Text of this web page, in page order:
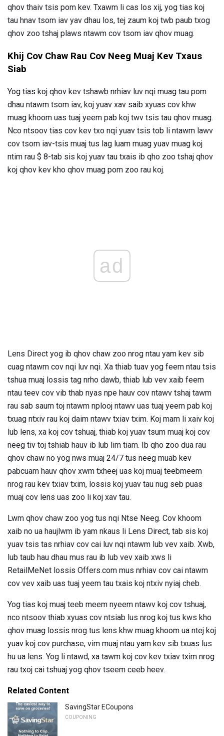
qhov thaiv tsis pom kev. Txawm li cas los xij, yog tias koj
tau hnav tsom iav yav dhau los, tej zaum koj twb paub txog
qhov zoo tshaj plaws ntawm cov tsom iav qhov muag.
Khij Cov Chaw Rau Cov Neeg Muaj Kev Txaus
Siab
Yog tias koj qhov kev tshawb nrhiav luv nqi muag tau pom
dhau ntawm tsom iav, koj yuav xav saib xyuas cov khw
muag khoom uas tuaj yeem pab koj twv tsis tau qhov muag.
Nco ntsoov tias cov kev txo nqi yuav tsis tob li ntawm lawv
cov tsom iav-tsis muaj tus lag luam muag yuav muag koj
ntim rau $ 8-tab sis koj yuav tau txais ib qho zoo tshaj qhov
koj qhov kev kho qhov muag pom zoo rau koj.
ad
Lens Direct yog ib qhov chaw zoo nrog ntau yam kev sib
cuag ntawm cov nqi luv nqi. Xa thiab tuav yog feem ntau tsis
tshua muaj lossis tag nrho dawb, thiab lub vev xaib feem
ntau teev cov vib thab nyas npe hauv cov ntawv tshaj tawm
rau sab saum toj ntawm nplooj ntawv uas tuaj yeem pab koj
txuag ntxiv rau koj daim ntawv txiav txim. Koj mam li xaiv koj
lub lens, xa koj cov tshuaj, thiab koj yuav tsum muaj koj cov
neeg tiv toj tshiab hauv ib lub lim tiam. Ib qho zoo dua rau
qhov chaw no yog nws muaj 24/7 tus neeg muab kev
pabcuam hauv qhov xwm txheej uas koj muaj teebmeem
nrog rau kev txiav txim, lossis koj yuav tau nug seb puas
muaj cov lens uas zoo li koj xav tau.
Lwm qhov chaw zoo yog tus nqi Ntse Neeg. Cov khoom
xaib no ua haujlwm ib yam nkaus li Lens Direct, tab sis koj
yuav tsis tas nrhiav cov cai luv nqi ntawm lub vev xaib. Xwb,
lub taub hau dhau mus rau ib lub vev xaib xws li
RetailMeNet lossis Offers.com mus nrhiav cov cai ntawm
cov vev xaib uas tuaj yeem tau txais koj ntxiv nyiaj cheb.
Yog tias koj muaj teeb meem nyeem ntawv koj cov tshuaj,
nco ntsoov thiab xyuas cov ntsiab lus nrog koj tus kws kho
qhov muag lossis nrog tus lens khw muag khoom ua ntej koj
yuav koj cov purchase, vim muaj ntau yam kev sib txuas lus
hu ua lens. Yog li ntawd, xa tawm koj cov kev txiav txim nrog
rau txoj cai tshuaj yog qhov tseem ceeb heev.
Related Content
SavingStar ECoupons
COUPONING